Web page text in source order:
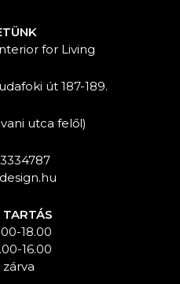
for Living
út 187-189.
utca felől)
TARTÁS
18.00
16.00